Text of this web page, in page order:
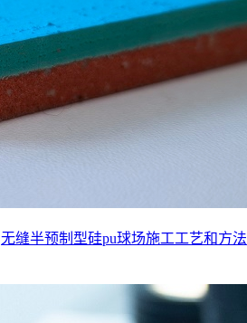
无缝半预制型硅pu球场施工工艺和方法